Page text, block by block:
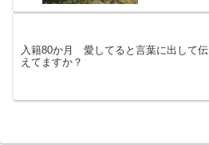
入籍80か月 愛してると言葉に出して伝
えてますか？